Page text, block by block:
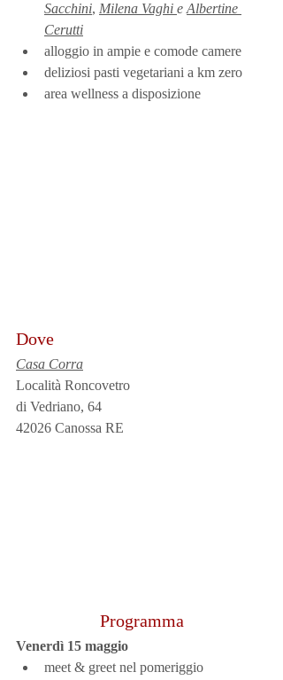
Sacchini, Milena Vaghi e Albertine
Cerutti
alloggio in ampie e comode camere
deliziosi pasti vegetariani a km zero
area wellness a disposizione
Dove
Casa Corra
Località Roncovetro
di Vedriano, 64
42026 Canossa RE
Programma
Venerdì 15 maggio
meet & greet nel pomeriggio